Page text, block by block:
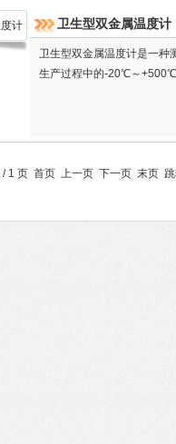
卫生型双金属温度计
卫生型双金属温度计是一种
生产过程中的-20℃～+500℃
/ 1 页 首页 上一页 下一页 末页